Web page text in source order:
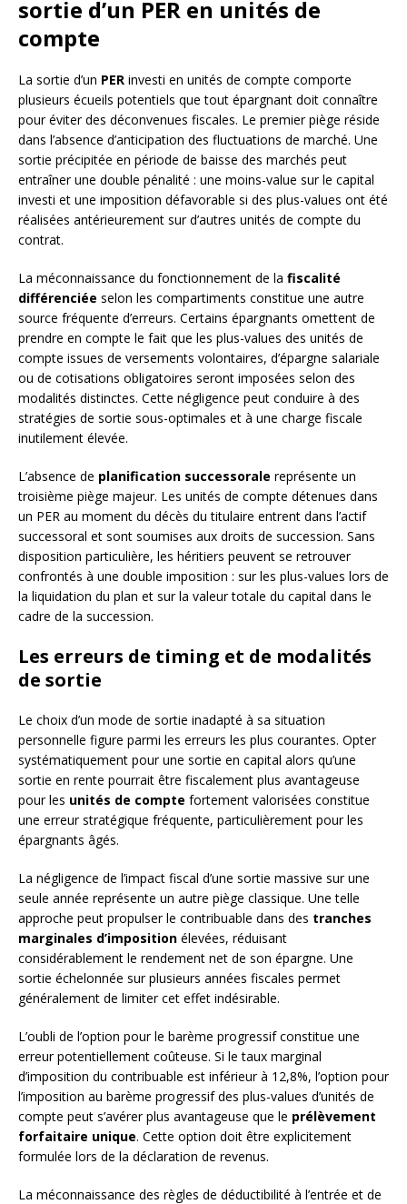
sortie d’un PER en unités de
compte
La sortie d’un PER investi en unités de compte comporte
plusieurs écueils potentiels que tout épargnant doit connaître
pour éviter des déconvenues fiscales. Le premier piège réside
dans l’absence d’anticipation des fluctuations de marché. Une
sortie précipitée en période de baisse des marchés peut
entraîner une double pénalité : une moins-value sur le capital
investi et une imposition défavorable si des plus-values ont été
réalisées antérieurement sur d’autres unités de compte du
contrat.
La méconnaissance du fonctionnement de la fiscalité
différenciée selon les compartiments constitue une autre
source fréquente d’erreurs. Certains épargnants omettent de
prendre en compte le fait que les plus-values des unités de
compte issues de versements volontaires, d’épargne salariale
ou de cotisations obligatoires seront imposées selon des
modalités distinctes. Cette négligence peut conduire à des
stratégies de sortie sous-optimales et à une charge fiscale
inutilement élevée.
L’absence de planification successorale représente un
troisième piège majeur. Les unités de compte détenues dans
un PER au moment du décès du titulaire entrent dans l’actif
successoral et sont soumises aux droits de succession. Sans
disposition particulière, les héritiers peuvent se retrouver
confrontés à une double imposition : sur les plus-values lors de
la liquidation du plan et sur la valeur totale du capital dans le
cadre de la succession.
Les erreurs de timing et de modalités
de sortie
Le choix d’un mode de sortie inadapté à sa situation
personnelle figure parmi les erreurs les plus courantes. Opter
systématiquement pour une sortie en capital alors qu’une
sortie en rente pourrait être fiscalement plus avantageuse
pour les unités de compte fortement valorisées constitue
une erreur stratégique fréquente, particulièrement pour les
épargnants âgés.
La négligence de l’impact fiscal d’une sortie massive sur une
seule année représente un autre piège classique. Une telle
approche peut propulser le contribuable dans des tranches
marginales d’imposition élevées, réduisant
considérablement le rendement net de son épargne. Une
sortie échelonnée sur plusieurs années fiscales permet
généralement de limiter cet effet indésirable.
L’oubli de l’option pour le barème progressif constitue une
erreur potentiellement coûteuse. Si le taux marginal
d’imposition du contribuable est inférieur à 12,8%, l’option pour
l’imposition au barème progressif des plus-values d’unités de
compte peut s’avérer plus avantageuse que le prélèvement
forfaitaire unique. Cette option doit être explicitement
formulée lors de la déclaration de revenus.
La méconnaissance des règles de déductibilité à l’entrée et de